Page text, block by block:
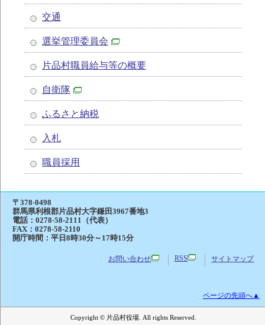
交通
選挙管理委員会
片品村職員給与等の概要
自衛隊
ふるさと納税
入札
職員採用
〒378-0498
群馬県利根郡片品村大字鎌田3967番地3
電話： 0278-58-2111（代表）
FAX：0278-58-2110
開庁時間：平日8時30分～17時15分
お問い合わせ RSS サイトマップ
ページの先頭へ▲
Copyright © 片品村役場. All rights Reserved.